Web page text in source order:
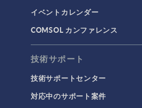
イベントカレンダー
COMSOL カンファレンス
技術サポート
技術サポートセンター
対応中のサポート案件